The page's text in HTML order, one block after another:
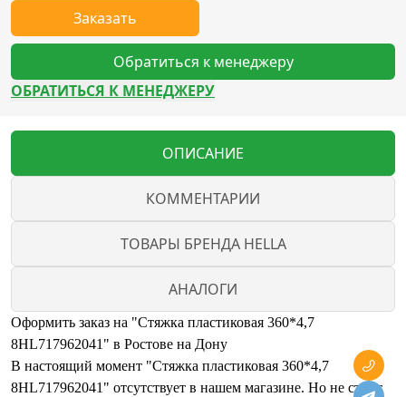
Заказать
Обратиться к менеджеру
ОБРАТИТЬСЯ К МЕНЕДЖЕРУ
ОПИСАНИЕ
КОММЕНТАРИИ
ТОВАРЫ БРЕНДА HELLA
АНАЛОГИ
Оформить заказ на "Стяжка пластиковая 360*4,7
8HL717962041" в Ростове на Дону
В настоящий момент "Стяжка пластиковая 360*4,7
8HL717962041" отсутствует в нашем магазине. Но не стоит